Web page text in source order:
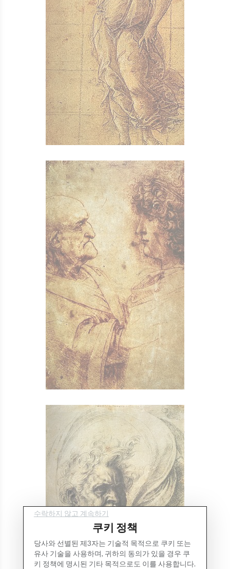
수락하지 않고 계속하기
쿠키 정책
당사와 선별된 제3자는 기술적 목적으로 쿠키 또는
유사 기술을 사용하며, 귀하의 동의가 있을 경우 쿠
키 정책에 명시된 기타 목적으로도 이를 사용합니다.